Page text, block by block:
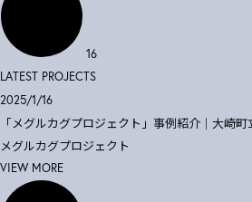
16
LATEST PROJECTS
2025/1/16
「メグルカグプロジェクト」事例紹介｜大崎
メグルカグプロジェクト
VIEW MORE